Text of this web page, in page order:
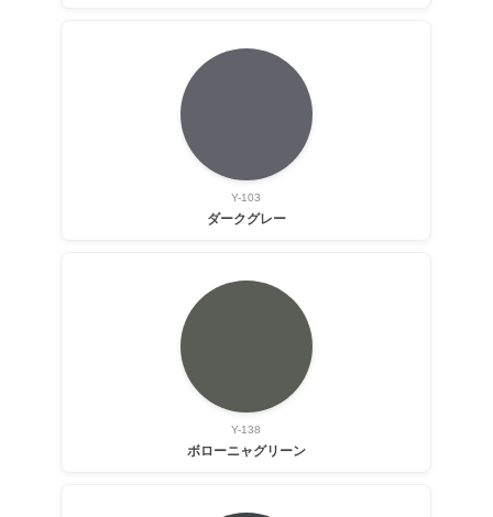
Y-103
ダークグレー
Y-138
ボローニャグリーン